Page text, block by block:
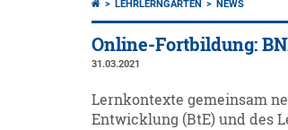
LEHRLERNGARTEN NEWS
Online-Fortbildung:
31.03.2021
Lernkontexte gemeinsam
Entwicklung (BtE) und des